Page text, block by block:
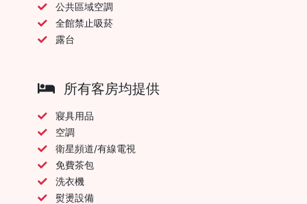
公共區域空調
全館禁止吸菸
露台
所有客房均提供
寢具用品
空調
衛星頻道/有線電視
免費茶包
洗衣機
熨燙設備